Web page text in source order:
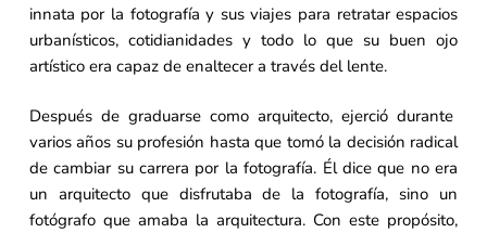
innata por la fotografía y sus viajes para retratar espacios
urbanísticos, cotidianidades y todo lo que su buen ojo
artístico era capaz de enaltecer a través del lente.
Después de graduarse como arquitecto, ejerció durante
varios años su profesión hasta que tomó la decisión radical
de cambiar su carrera por la fotografía. Él dice que no era
un arquitecto que disfrutaba de la fotografía, sino un
fotógrafo que amaba la arquitectura. Con este propósito,